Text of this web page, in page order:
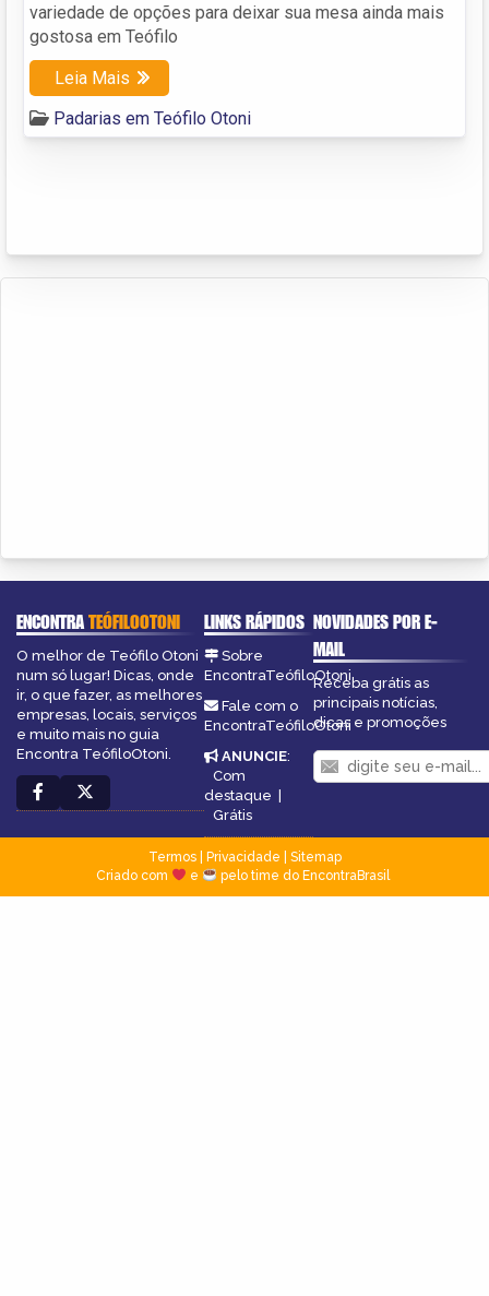
variedade de opções para deixar sua mesa ainda mais
gostosa em Teófilo
Leia Mais
Padarias em Teófilo Otoni
ENCONTRATEÓFILOOTONI
O melhor de Teófilo Otoni
num só lugar! Dicas, onde
ir, o que fazer, as melhores
empresas, locais, serviços
e muito mais no guia
Encontra TeófiloOtoni.
LINKS RÁPIDOS
Sobre
EncontraTeófiloOtoni
Fale com o
EncontraTeófiloOtoni
ANUNCIE:
Com
destaque |
Grátis
NOVIDADES POR E-
MAIL
Receba grátis as
principais notícias,
dicas e promoções
Termos| Privacidade
Sitemap
Criado com
e pelo time do EncontraBrasil